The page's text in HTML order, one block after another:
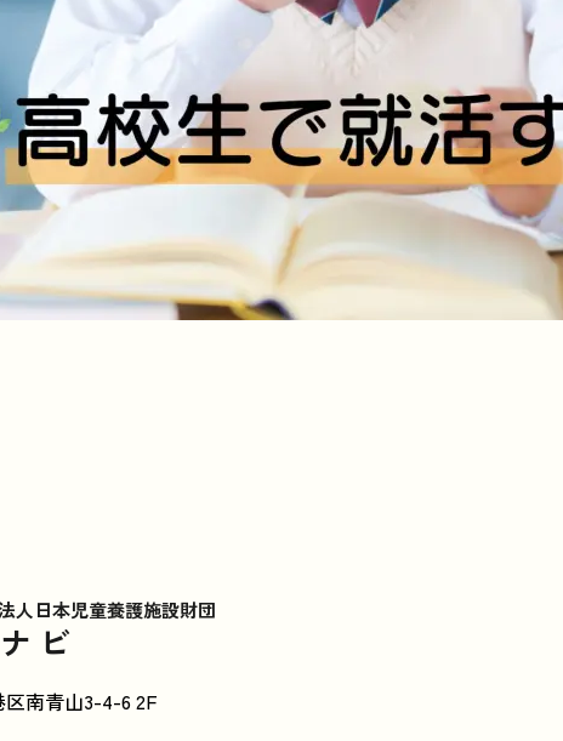
人日本児童養護施設財団
ビ
区南青山3-4-6 2F